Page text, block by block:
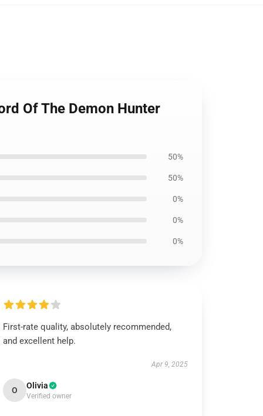
Of The Demon Hunter
50%
50%
0%
0%
0%
First-rate quality, absolutely recommended,
and excellent help.
Apr 9, 2025
O Olivia
Verified owner